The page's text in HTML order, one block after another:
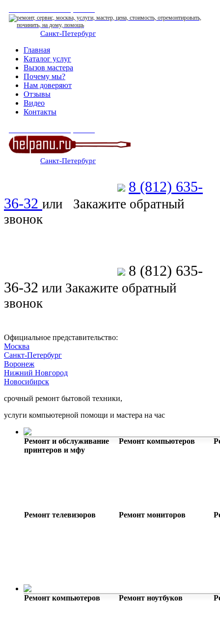
Санкт-Петербург
Главная
Каталог услуг
Вызов мастера
Почему мы?
Нам доверяют
Отзывы
Видео
Контакты
Санкт-Петербург
8 (812) 635-
36-32 или
Закажите обратный
звонок
8 (812) 635-
36-32 или Закажите обратный
звонок
Официальное представительство:
Москва
Санкт-Петербург
Воронеж
Нижний Новгород
Новосибирск
срочный ремонт бытовой техники,
услуги компьютерной помощи и мастера на час
Ремонт и обслуживание
принтеров и мфу
Ремонт компьютеров
Ремонт телевизоров Ремонт мониторов
Ремонт компьютеров
Ремонт ноутбуков